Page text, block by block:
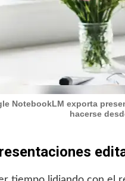
NotebookLM exporta
hacerse